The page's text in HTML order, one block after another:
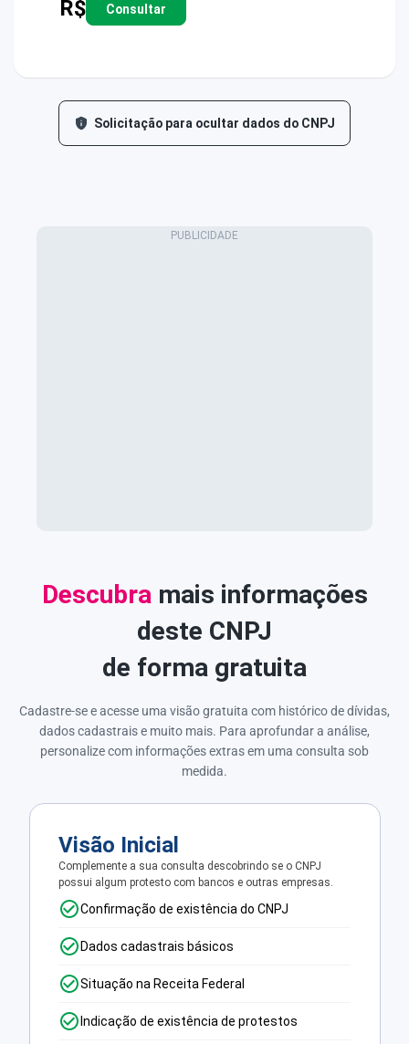
R$ Consultar
Solicitação para ocultar dados do CNPJ
Descubra mais informações
deste CNPJ
de forma gratuita
Cadastre-se e acesse uma visão gratuita com histórico de dívidas,
dados cadastrais e muito mais. Para aprofundar a análise,
personalize com informações extras em uma consulta sob
medida.
Visão Inicial
Complemente a sua consulta descobrindo se o CNPJ
possui algum protesto com bancos e outras empresas.
Confirmação de existência do CNPJ
Dados cadastrais básicos
Situação na Receita Federal
Indicação de existência de protestos